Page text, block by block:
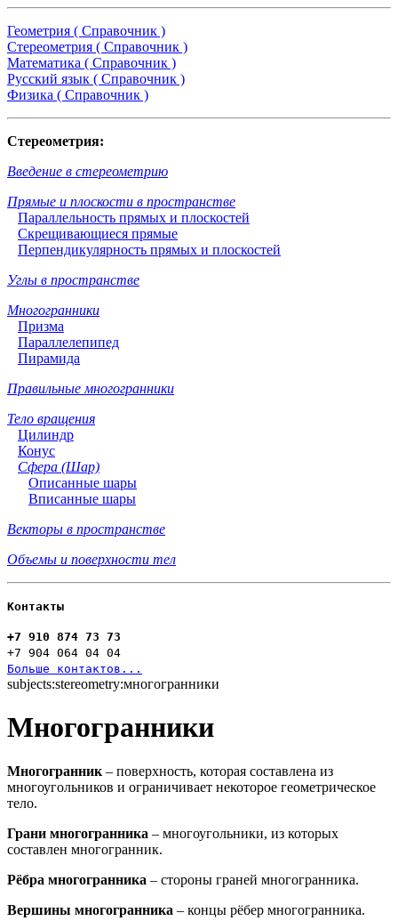
Геометрия ( Справочник )
Стереометрия ( Справочник )
Математика ( Справочник )
Русский язык ( Справочник )
Физика ( Справочник )
Стереометрия:
Введение в стереометрию
Прямые и плоскости в пространстве
Параллельность прямых и плоскостей
Скрещивающиеся прямые
Перпендикулярность прямых и плоскостей
Углы в пространстве
Многогранники
Призма
Параллелепипед
Пирамида
Правильные многогранники
Тело вращения
Цилиндр
Конус
Сфера (Шар)
Описанные шары
Вписанные шары
Векторы в пространстве
Объемы и поверхности тел
Контакты
+7 910 874 73 73
+7 904 064 04 04
Больше контактов...
subjects:stereometry:многогранники
Многогранники
Многогранник – поверхность, которая составлена из
многоугольников и ограничивает некоторое геометрическое
тело.
Грани многогранника – многоугольники, из которых
составлен многогранник.
Рёбра многогранника – стороны граней многогранника.
Вершины многогранника – концы рёбер многогранника.